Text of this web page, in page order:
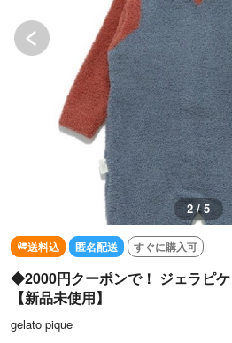
3 / 5
送料込 匿名配送 すぐに購入可
◆2000円クーポンで！ ジェラ
【新品未使用】
gelato pique